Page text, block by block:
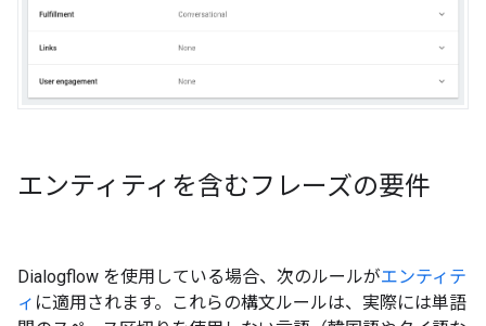
エンティティを含むフレーズの要件
Dialogflow を使用している場合、次のルールがエンティテ
ィ に適用されます。これらの構文ルールは、実際には単語